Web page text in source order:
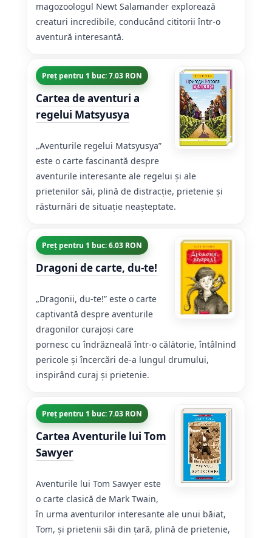
magozoologul Newt Salamander explorează
creaturi incredibile, conducând cititorii într-o
aventură interesantă.
Preț pentru 1 buc: 7.03 RON
Cartea de aventuri a
regelui Matsyusya
„Aventurile regelui Matsyusya”
este o carte fascinantă despre
aventurile interesante ale regelui și ale
prietenilor săi, plină de distracție, prietenie și
răsturnări de situație neașteptate.
Preț pentru 1 buc: 6.03 RON
Dragoni de carte, du-te!
„Dragonii, du-te!” este o carte
captivantă despre aventurile
dragonilor curajoși care
pornesc cu îndrăzneală într-o călătorie, întâlnind
pericole și încercări de-a lungul drumului,
inspirând curaj și prietenie.
Preț pentru 1 buc: 7.03 RON
Cartea Aventurile lui Tom
Sawyer
Aventurile lui Tom Sawyer este
o carte clasică de Mark Twain,
în urma aventurilor interesante ale unui băiat,
Tom, și prietenii săi din țară, plină de prietenie,